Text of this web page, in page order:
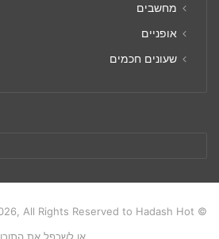
מחשבים
אופניים
שעונים חכמים